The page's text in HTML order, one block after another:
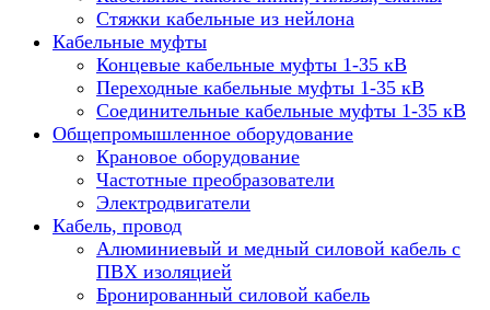
Стяжки кабельные из нейлона
Кабельные муфты
Концевые кабельные муфты 1-35 кВ
Переходные кабельные муфты 1-35 кВ
Соединительные кабельные муфты 1-35 кВ
Общепромышленное оборудование
Крановое оборудование
Частотные преобразователи
Электродвигатели
Кабель, провод
Алюминиевый и медный силовой кабель с
ПВХ изоляцией
Бронированный силовой кабель